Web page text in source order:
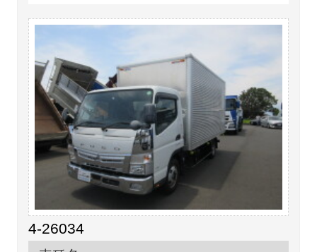
4-26034